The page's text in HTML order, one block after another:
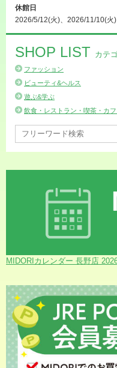
休館日
2026/5/12(火)、2026/11/10(火
SHOP LIST カテ
ファッション
ビューティ&ヘルス
遊ぶ&学ぶ
飲食・レストラン・喫茶・カフ
MIDORIカレンダー 長野店